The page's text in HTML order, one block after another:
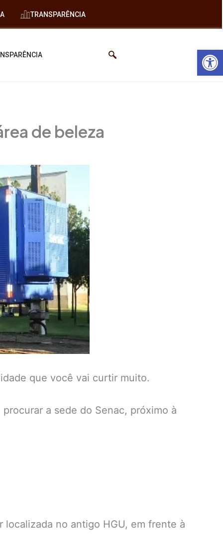
Abrir
TRANSPARÊNCIA
de beleza
que você vai curtir muito.
a sede do Senac, próximo à
no antigo HGU, em frente à